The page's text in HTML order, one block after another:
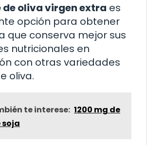
de oliva virgen extra es
opción para obtener
que conserva mejor sus
nutricionales en
con otras variedades
oliva.
te interese: 1200 mg de